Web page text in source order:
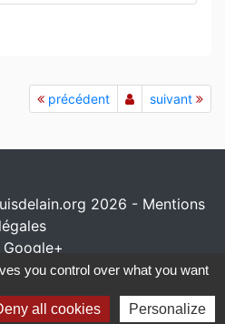
précédent suivant
2026 - Mentions
légales
Google+
www.io-network.com
you control over what you want
all cookies Personalize